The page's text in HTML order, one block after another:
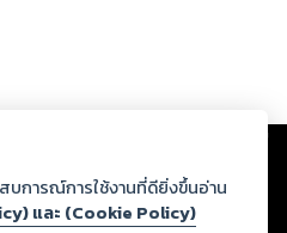
บไซต์และปรากฏว่าละเมิดสิทธิใน
ต่อกฎหมายและศีลธรรม ดังนั้น ผู้อ่าน
รองด้วยตนเอง และหากท่านพบว่าส่วน
บการณ์การใช้งานที่ดียิ่งขึ้นอ่าน
และ (Cookie Policy)